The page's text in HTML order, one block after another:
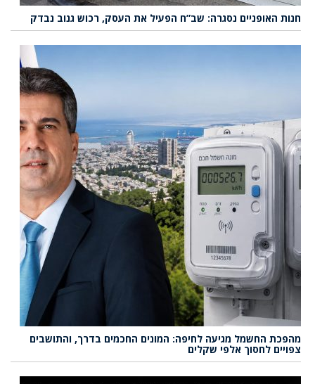
חנות האופניים נסגרה: שב”ח הפעיל את העסק, רכוש גנוב נבדק
מהפכת החשמל מגיעה לחיפה: המונים החכמים בדרך, והתושבים
צפויים לחסוך אלפי שקלים